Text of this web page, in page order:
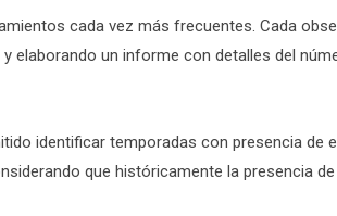
cada vez más frecuentes. Cada
elaborando un informe con detalles del
identificar temporadas con presencia de
que históricamente la presencia